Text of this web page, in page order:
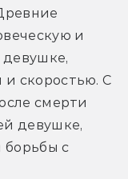
и
скоростью. С
смерти
девушке,
борьбы с